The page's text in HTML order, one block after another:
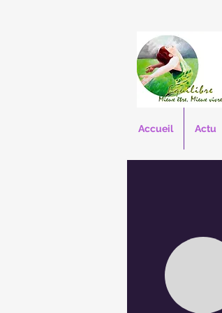
Accueil Actu